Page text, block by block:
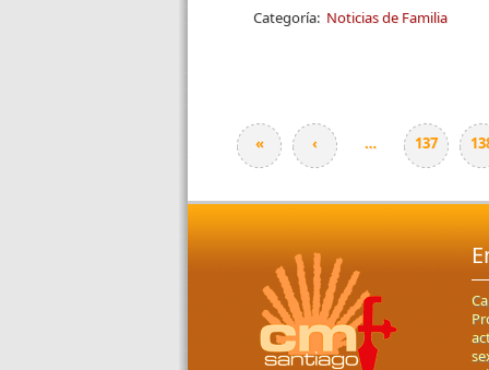
Categoría: Noticias de Familia
Páginas
« ‹ … 137